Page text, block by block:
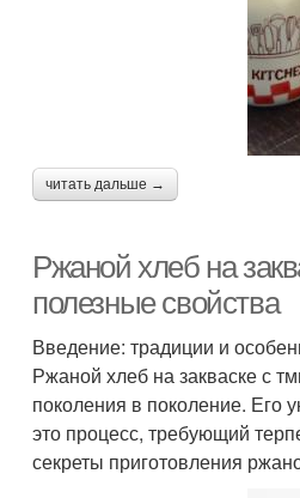
читать дальше →
Ржаной хлеб на
полезные свойства
Введение: традиции и
Ржаной хлеб на закваске с
поколения в поколение. Его
это процесс, требующий
секреты приготовления